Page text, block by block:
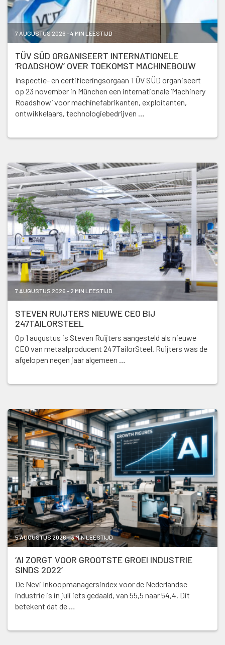
7 AUGUSTUS 2026 - 4 MIN LEESTIJD
TÜV SÜD ORGANISEERT INTERNATIONELE
‘ROADSHOW’ OVER TOEKOMST MACHINEBOUW
Inspectie- en certificeringsorgaan TÜV SÜD organiseert
op 23 november in München een internationale ‘Machinery
Roadshow’ voor machinefabrikanten, exploitanten,
ontwikkelaars, technologiebedrijven …
7 AUGUSTUS 2026 - 2 MIN LEESTIJD
STEVEN RUIJTERS NIEUWE CEO BIJ
247TAILORSTEEL
Op 1 augustus is Steven Ruijters aangesteld als nieuwe
CEO van metaalproducent 247TailorSteel. Ruijters was de
afgelopen negen jaar algemeen …
5 AUGUSTUS 2026 - 3 MIN LEESTIJD
‘AI ZORGT VOOR GROOTSTE GROEI INDUSTRIE
SINDS 2022’
De Nevi Inkoopmanagersindex voor de Nederlandse
industrie is in juli iets gedaald, van 55,5 naar 54,4. Dit
betekent dat de …